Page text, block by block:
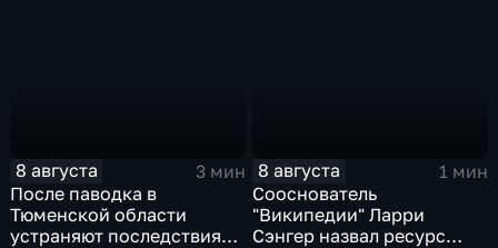
8 августа
3 мин
После паводка в
Тюменской области
устраняют последствия
8 августа
1 мин
Сооснователь
"Википедии" Ларри
Сэнгер назвал ресурс